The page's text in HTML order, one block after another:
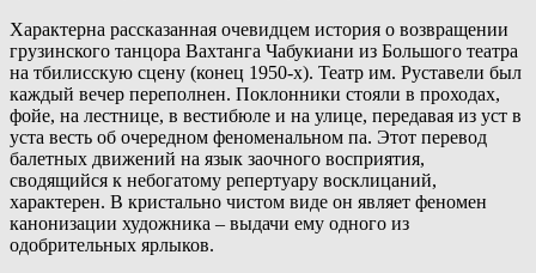
Характерна рассказанная очевидцем история о возвращении
грузинского танцора Вахтанга Чабукиани из Большого театра
на тбилисскую сцену (конец 1950-х). Театр им. Руставели был
каждый вечер переполнен. Поклонники стояли в проходах,
фойе, на лестнице, в вестибюле и на улице, передавая из уст в
уста весть об очередном феноменальном па. Этот перевод
балетных движений на язык заочного восприятия,
сводящийся к небогатому репертуару восклицаний,
характерен. В кристально чистом виде он являет феномен
канонизации художника – выдачи ему одного из
одобрительных ярлыков.